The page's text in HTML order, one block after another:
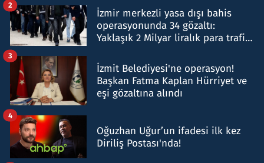
İzmir merkezli yasa dışı bahis
operasyonunda 34 gözaltı:
Yaklaşık 2 Milyar liralık para trafiği
2
İzmit Belediyesi'ne operasyon!
Başkan Fatma Kaplan Hürriyet ve
eşi gözaltına alındı
3
Oğuzhan Uğur’un ifadesi ilk kez
Diriliş Postası'nda!
4